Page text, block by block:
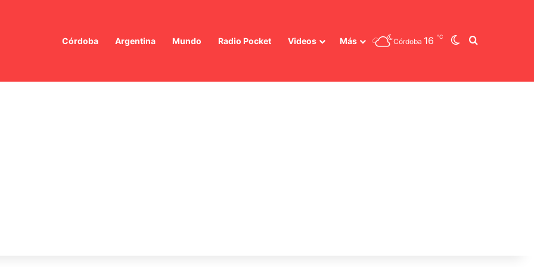
Córdoba Argentina Mundo Radio Pocket Videos Más Córdoba 16 ℃ Switch skin
Buscar